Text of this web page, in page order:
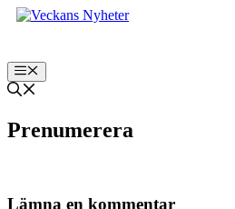
Hoppa
Meny
Prenumerera
Lämna en kommentar